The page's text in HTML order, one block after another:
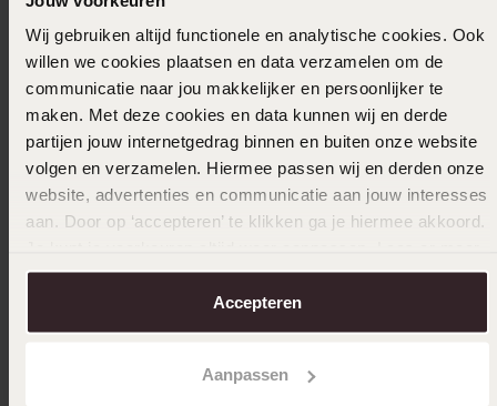
Wij gebruiken altijd functionele en analytische cookies. Ook
willen we cookies plaatsen en data verzamelen om de
communicatie naar jou makkelijker en persoonlijker te
maken. Met deze cookies en data kunnen wij en derde
partijen jouw internetgedrag binnen en buiten onze website
volgen en verzamelen. Hiermee passen wij en derden onze
website, advertenties en communicatie aan jouw interesses
aan. Door op ‘accepteren’ te klikken ga je hiermee akkoord.
over in onscookiebeleid.
Accepteren
Aanpassen
Stainless steel goldplated hanger ster voor
Duurzamer